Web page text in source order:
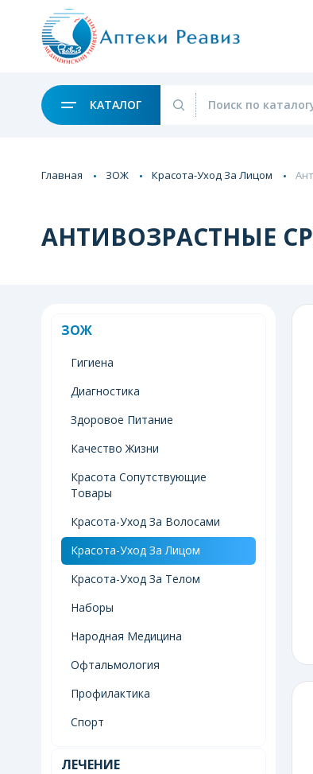
КАТАЛОГ
Главная ЗОЖ Красота-Уход За Лицом
АНТИВОЗРАСТНЫЕ
ЗОЖ
Гигиена
Диагностика
Здоровое Питание
Качество Жизни
Красота Сопутствующие
Товары
Красота-Уход За Волосами
Красота-Уход За Лицом
Красота-Уход За Телом
Наборы
Народная Медицина
Офтальмология
Профилактика
Спорт
ЛЕЧЕНИЕ